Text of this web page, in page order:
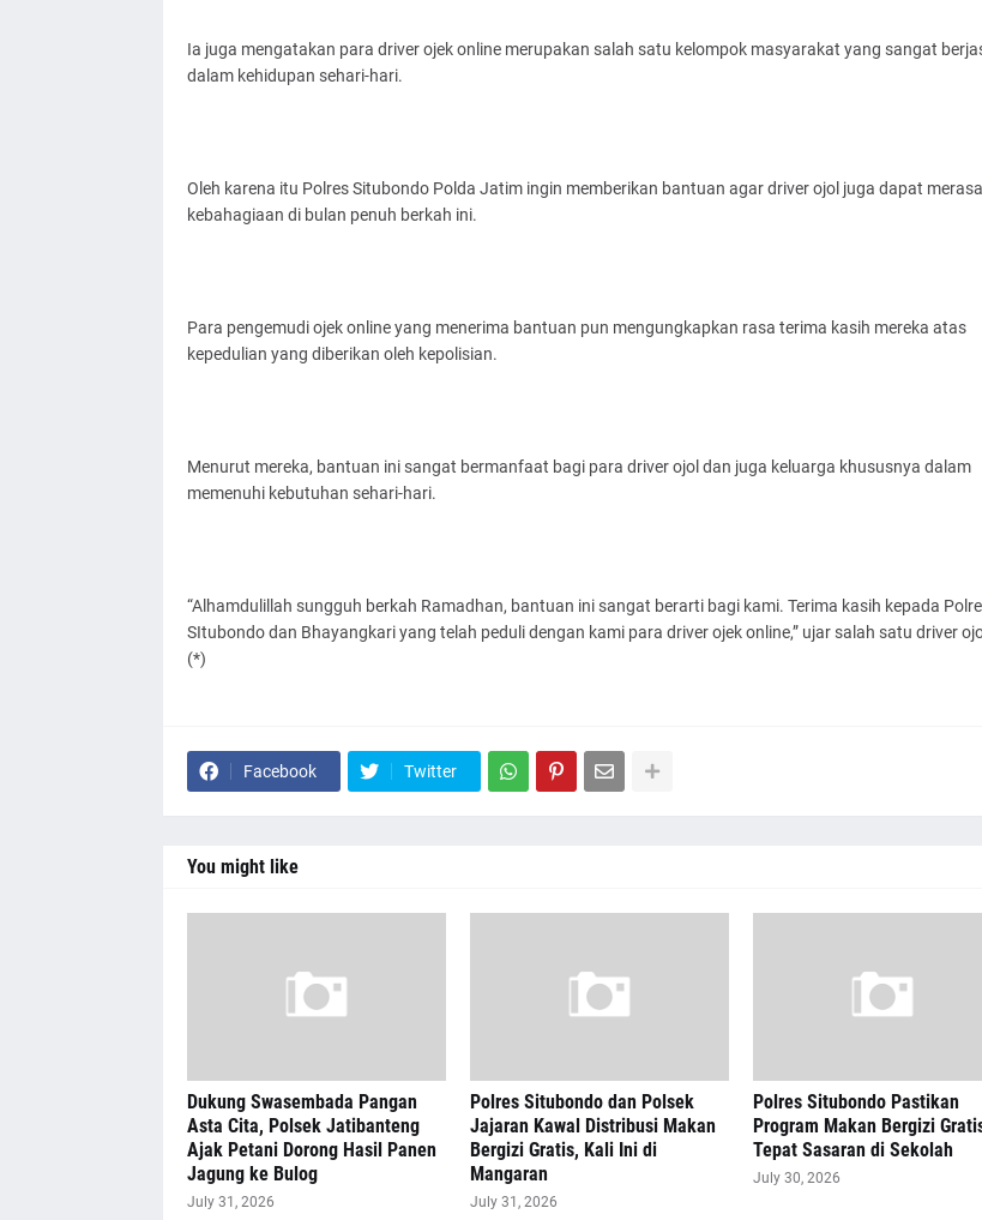
Ia juga mengatakan para driver ojek online merupakan salah satu kelompok masyarakat yang sangat
dalam kehidupan sehari-hari.
Oleh karena itu Polres Situbondo Polda Jatim ingin memberikan bantuan agar driver ojol juga dapat
kebahagiaan di bulan penuh berkah ini.
Para pengemudi ojek online yang menerima bantuan pun mengungkapkan rasa terima kasih mereka atas
kepedulian yang diberikan oleh kepolisian.
Menurut mereka, bantuan ini sangat bermanfaat bagi para driver ojol dan juga keluarga khususnya dalam
memenuhi kebutuhan sehari-hari.
“Alhamdulillah sungguh berkah Ramadhan, bantuan ini sangat berarti bagi kami. Terima kasih kepada
SItubondo dan Bhayangkari yang telah peduli dengan kami para driver ojek online,” ujar salah satu driver
(*)
Facebook Twitter
You might like
Dukung Swasembada Pangan
Asta Cita, Polsek Jatibanteng
Ajak Petani Dorong Hasil Panen
Jagung ke Bulog
July 31, 2026
Polres Situbondo dan Polsek
Jajaran Kawal Distribusi Makan
Bergizi Gratis, Kali Ini di
Mangaran
July 31, 2026
Polres Situbondo Pastikan
Program Makan Bergizi
Tepat Sasaran di Sekolah
July 30, 2026